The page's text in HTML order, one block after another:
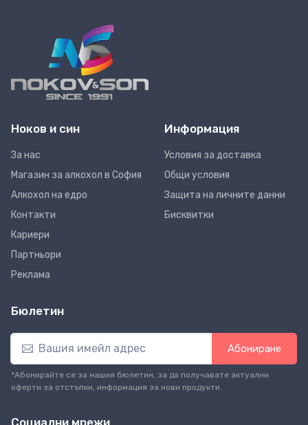
Ноков и син
За нас
Магазин за алкохол в София
Алкохол на едро
Контакти
Кариери
Партньори
Реклама
Информация
Условия за доставка
Общи условия
Защита на личните данни
Бисквитки
Бюлетин
Абониране
*Абонирайте се за нашия бюлетин, за да получавате актуални
оферти за отстъпки, информация за нови продукти.
Социални мрежи